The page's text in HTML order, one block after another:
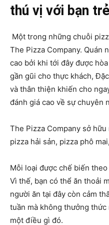
thú vị với bạn trẻ
Một trong những chuỗi
The Pizza Company. Quán
cao bởi khi tới đây được
gần gũi cho thực khách,
và thân thiện khiến cho
đánh giá cao về sự chuyên
The Pizza Company sở
pizza hải sản, pizza phô
Mỗi loại được chế biến
Vì thế, bạn có thể ăn thoải
người ăn tại đây còn cảm
tuần mà không thưởng
một điều gì đó.